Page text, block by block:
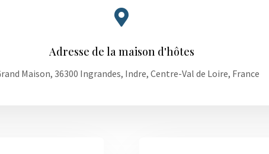

Adresse de la maison d'hôtes
Maison, 36300 Ingrandes, Indre, Centre-Val de Loire, France